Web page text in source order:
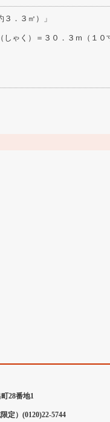
．３㎡）」
ゃく）＝３０．３ｍ（１
28番地1
定）(0120)22-5744